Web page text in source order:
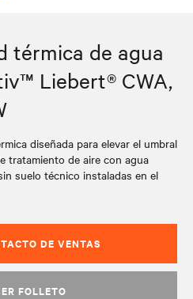
térmica de agua
Liebert® CWA,
diseñada para elevar el umbral
tratamiento de aire con agua
suelo técnico instaladas en el
DE VENTAS
FOLLETO